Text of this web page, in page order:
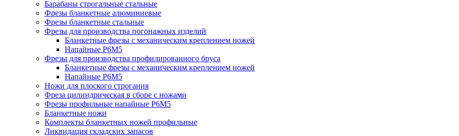
Барабаны строгальные стальные
Фрезы бланкетные алюминиевые
Фрезы бланкетные стальные
Фрезы для производства погонажных изделий
Бланкетные фрезы с механическим креплением ножей
Напайные Р6М5
Фрезы для производства профилированного бруса
Бланкетные фрезы с механическим креплением ножей
Напайные Р6М5
Ножи для плоского строгания
Фреза цилиндрическая в сборе с ножами
Фрезы профильные напайные Р6М5
Бланкетные ножи
Комплекты бланкетных ножей профильные
Ликвидация складских запасов